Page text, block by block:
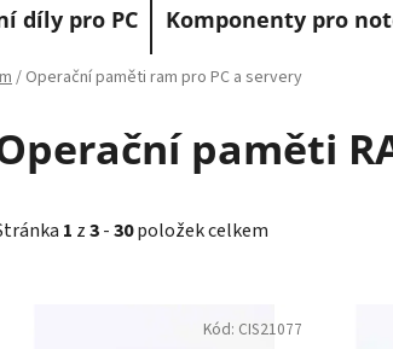
díly pro PC Komponenty pro
/ Operační paměti ram pro PC a servery
paměti
1 z3-30položek celkem
Kód: CIS21077